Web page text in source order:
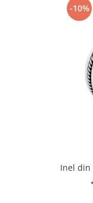
-10%
Inel din